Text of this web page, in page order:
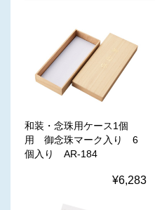
和装・念珠用ケース1個
用 御念珠マーク入り 6
個入り AR-184
¥6,283